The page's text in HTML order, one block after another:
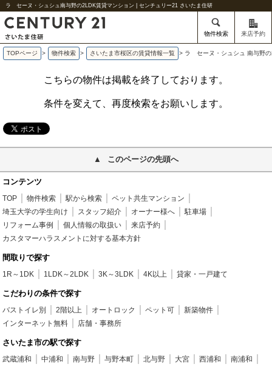
ラ セーヌ・シュシュ南与野の2LDK賃貸マンション | センチュリー21 さいたま住研
物件検索 来店予約
TOPページ > 物件検索 > さいたま市桜区の賃貸情報一覧 > ラ セーヌ・シュシュ 南与野
こちらの物件は掲載を終了しております。
条件を変えて、再度検索をお願いします。
このページの先頭へ
コンテンツ
TOP 物件検索 駅から検索
ペット共生マンション
埼玉大学の学生向け
スタッフ紹介 オーナー様へ
駐車場
リフォーム事例
個人情報の取扱い
来店予約
カスタマーハラスメントに対する基本方針
間取りで探す
1R～1DK 1LDK～2LDK 3K～3LDK 4K以上 貸家・一戸建て
こだわりの条件で探す
バストイレ別 2階以上 オートロック ペット可
新築物件
インターネット無料
店舗・事務所
さいたま市の駅で探す
武蔵浦和 中浦和 南与野 与野本町 北与野 大宮 西浦和
南浦和